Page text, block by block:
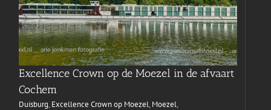
Excellence Crown op de Moezel in de afvaart
Cochem
Duisburg, Excellence Crown op Moezel, Moezel,